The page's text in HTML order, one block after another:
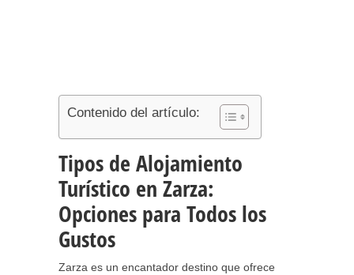
Contenido del artículo:
Tipos de Alojamiento
Turístico en Zarza:
Opciones para Todos los
Gustos
Zarza es un encantador destino que ofrece